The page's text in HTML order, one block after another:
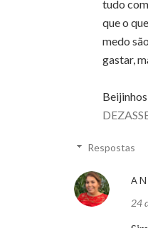
tudo
que o
medo
gastar,
Respostas
24